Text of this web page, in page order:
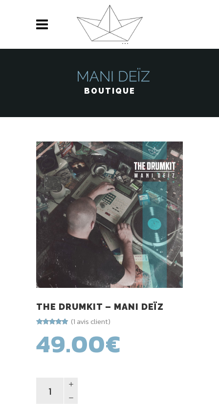
BOUTIQUE
THE DRUMKIT – MANI DEÏZ
sur 5
basé sur
notation
client
(1 avis client)
49.00€